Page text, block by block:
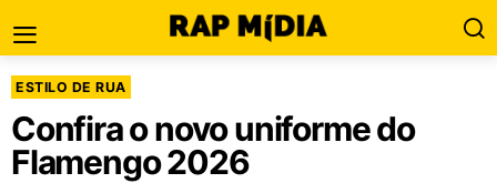
ESTILO DE RUA
Confira o novo uniforme do
Flamengo 2026